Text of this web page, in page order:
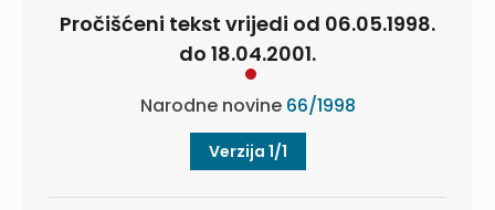
Pročišćeni tekst vrijedi od 06.05.1998.
do 18.04.2001.
Narodne novine 66/1998
Verzija 1/1